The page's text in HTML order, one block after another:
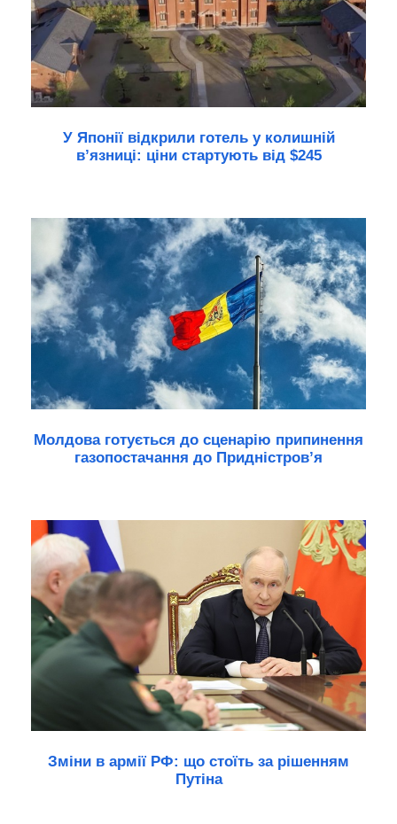
У Японії відкрили готель у колишній
в’язниці: ціни стартують від $245
Молдова готується до сценарію припинення
газопостачання до Придністров’я
Зміни в армії РФ: що стоїть за рішенням
Путіна